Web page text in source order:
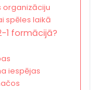
organizāciju
spēles laikā
1 formācijā?
iespējas